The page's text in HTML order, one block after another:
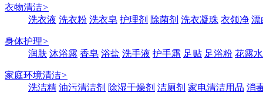
衣物清洁>
洗衣液 洗衣粉 洗衣皂 护理剂 除菌剂 洗衣凝珠 衣领净 漂
身体护理>
润肤 沐浴露 香皂 浴盐 洗手液 护手霜 足贴 足浴粉 花露水
家庭环境清洁>
洗洁精 油污清洁剂 除湿干燥剂 洁厕剂 家电清洁用品 消